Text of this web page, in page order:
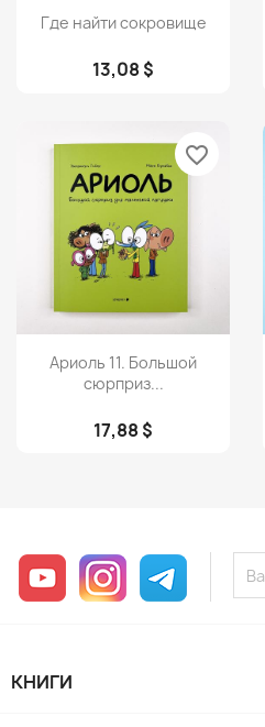
Просмотр
Где найти сокровище
13,08 $
Просмотр
Ариоль 11. Большой
сюрприз...
17,88 $
favorite_border
YouTube InstagramTelegram
КНИГИ